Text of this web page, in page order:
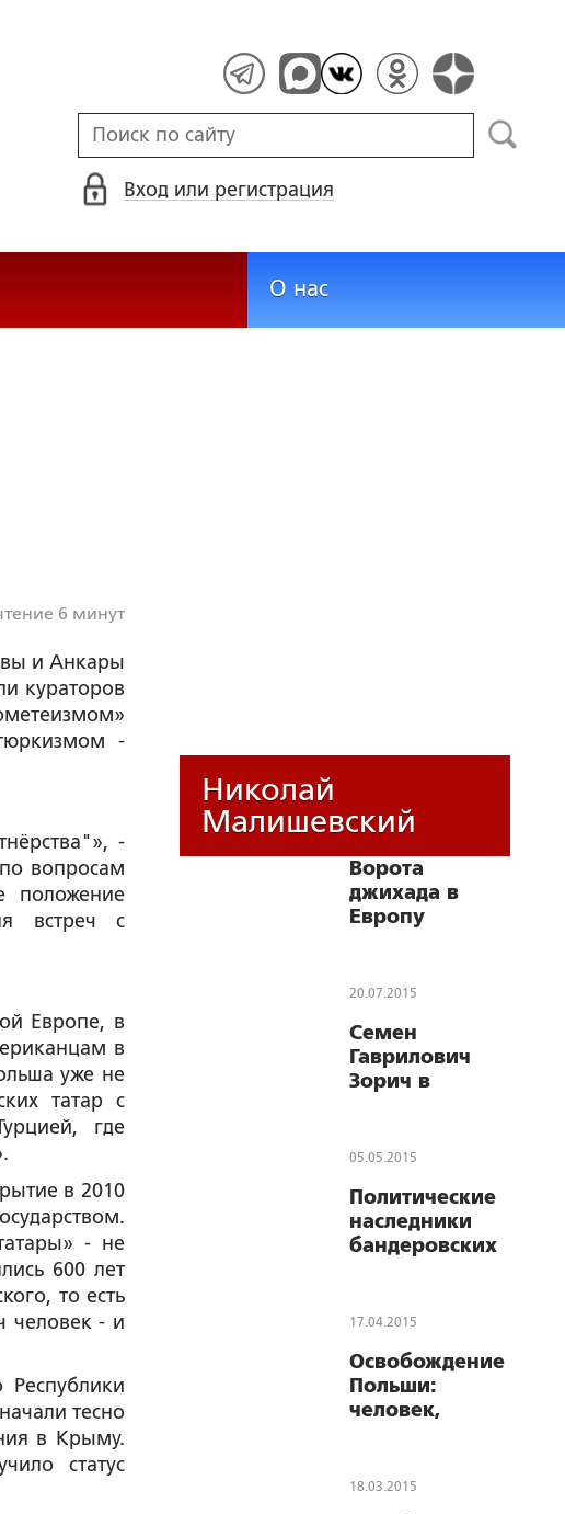
Вход или регистрация
О нас
6 минут
и Анкары
кураторов
-
-
вопросам
положение
встреч с
Европе, в
в
уже не
татар с
где
в 2010
- не
600 лет
то есть
человек - и
тесно
в Крыму.
статус
Николай
Малишевский
Ворота
джихада в
Европу
20.07.2015
Семен
Гаврилович
Зорич в
Руси
05.05.2015
Политические
наследники
бандеровских
Польше
17.04.2015
Освобождение
Польши:
человек,
18.03.2015